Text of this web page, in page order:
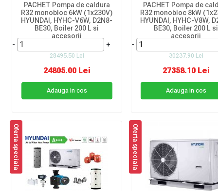
PACHET Pompa de caldura
R32 monobloc 6kW (1x230V)
HYUNDAI, HYHC-V6W, D2N8-
BE30, Boiler 200 L si
accesorii
- +
28495.50 Lei
24805.00 Lei
Adauga in cos
PACHET Pompa de
R32 monobloc 8kW
HYUNDAI, HYHC-V8W,
BE30, Boiler 200 L si
accesorii
-
30237.90 Lei
27358.10 Lei
Adauga in cos
Oferta speciala Oferta speciala